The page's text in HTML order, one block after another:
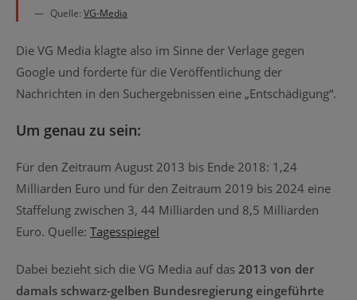
Quelle: VG-Media
Die VG Media klagte also im Sinne der Verlage gegen
Google und forderte für die Veröffentlichung der
Nachrichten in den Suchergebnissen eine „Entschädigung“.
Um genau zu sein:
Für den Zeitraum August 2013 bis Ende 2018: 1,24
Milliarden Euro und für den Zeitraum 2019 bis 2024 eine
Staffelung zwischen 3, 44 Milliarden und 8,5 Milliarden
Euro. Quelle: Tagesspiegel
Dabei bezieht sich die VG Media auf das 2013 von der
damals schwarz-gelben Bundesregierung eingeführte